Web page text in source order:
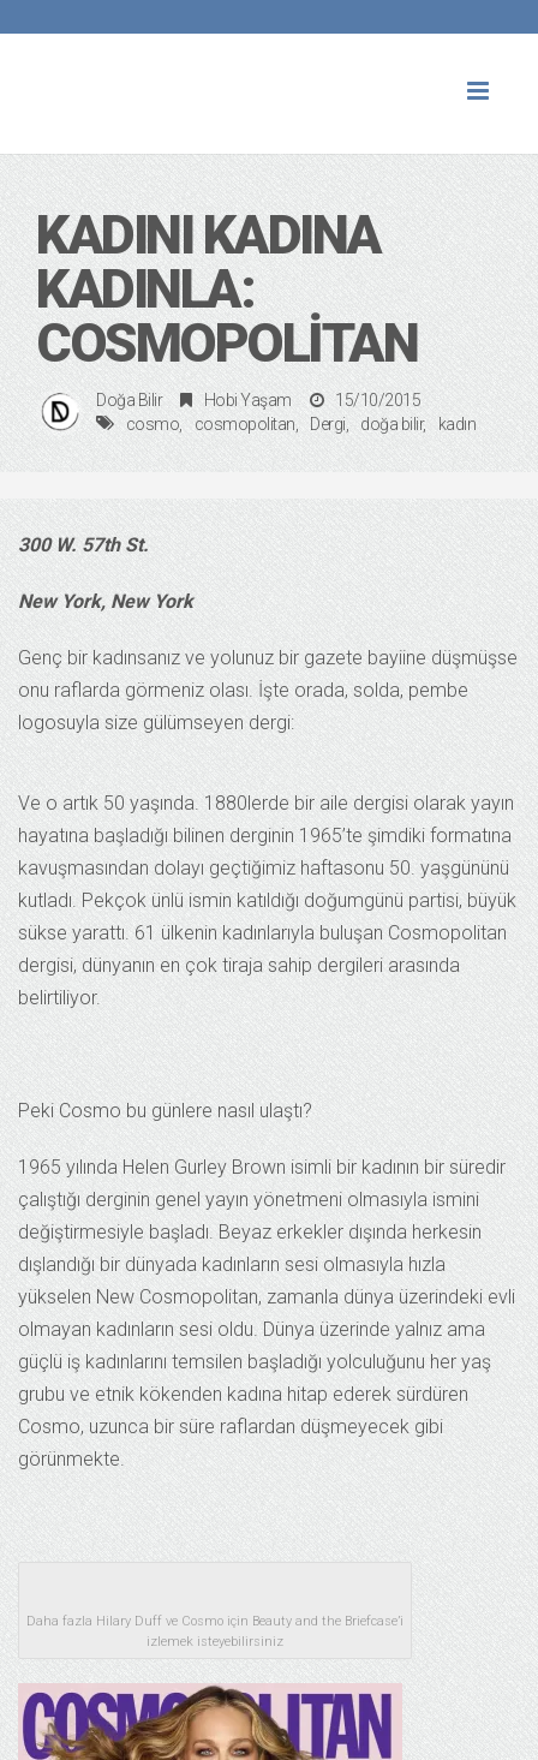
KADINI KADINA
KADINLA:
COSMOPOLITAN
Doğa Bilir Hobi Yaşam
15/10/2015
cosmo
cosmopolitan Dergi doğa bilir kadın
300 W. 57th St.
New York, New York
Genç bir kadınsanız ve yolunuz bir gazete bayiine düşmüşse
onu raflarda görmeniz olası. İşte orada, solda, pembe
logosuyla size gülümseyen dergi:
Ve o artık 50 yaşında. 1880lerde bir aile dergisi olarak yayın
hayatına başladığı bilinen derginin 1965’te şimdiki formatına
kavuşmasından dolayı geçtiğimiz haftasonu 50. yaşgününü
kutladı. Pekçok ünlü ismin katıldığı doğumgünü partisi, büyük
sükse yarattı. 61 ülkenin kadınlarıyla buluşan Cosmopolitan
dergisi, dünyanın en çok tiraja sahip dergileri arasında
belirtiliyor.
Peki Cosmo bu günlere nasıl ulaştı?
1965 yılında Helen Gurley Brown isimli bir kadının bir süredir
çalıştığı derginin genel yayın yönetmeni olmasıyla ismini
değiştirmesiyle başladı. Beyaz erkekler dışında herkesin
dışlandığı bir dünyada kadınların sesi olmasıyla hızla
yükselen New Cosmopolitan, zamanla dünya üzerindeki evli
olmayan kadınların sesi oldu. Dünya üzerinde yalnız ama
güçlü iş kadınlarını temsilen başladığı yolculuğunu her yaş
grubu ve etnik kökenden kadına hitap ederek sürdüren
Cosmo, uzunca bir süre raflardan düşmeyecek gibi
görünmekte.
Daha fazla Hilary Duff ve Cosmo için Beauty and the Briefcase’i
izlemek isteyebilirsiniz